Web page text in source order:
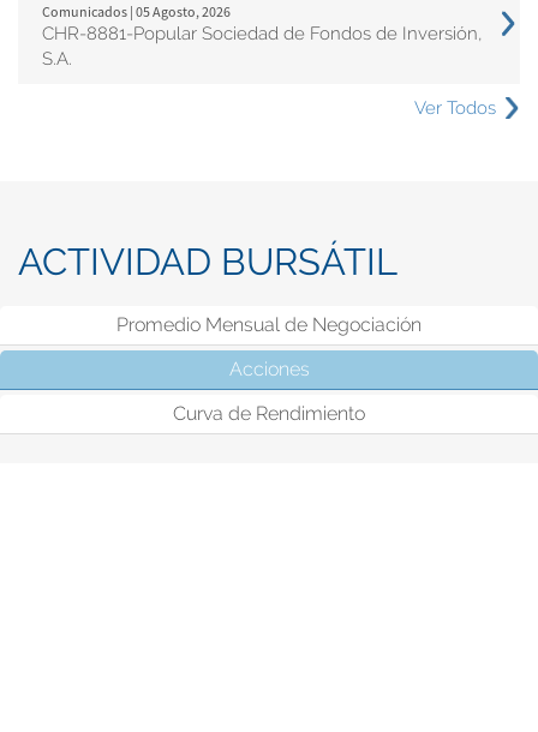
Comunicados | 05 Agosto, 2026
CHR-8881-Popular Sociedad de Fondos de Inversión,
S.A.
Ver Todos
ACTIVIDAD BURSÁTIL
Promedio Mensual de Negociación
Acciones
Curva de Rendimiento